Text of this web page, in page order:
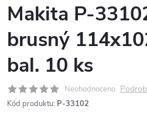
Makita P-
brusný
bal. 10 ks
Neohodnoceno
Kód produktu: P-33102